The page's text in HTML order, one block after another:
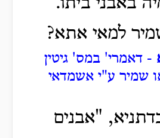
למאי אתא?
- דאמרי' במס' גיטין
שמיר ע"י אשמדאי
"אבנים